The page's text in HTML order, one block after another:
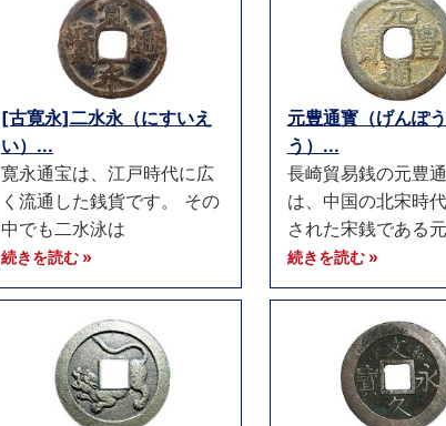
[古寛永]二水永（にすいえ
い）...
寛永通宝は、江戸時代に広
く流通した銭貨です。 その
中でも二水泳は
続きを読む »
元豊通寳（げんぽ
う）...
長崎貿易銭の元豊
は、中国の北宋時
された宋銭である
続きを読む »